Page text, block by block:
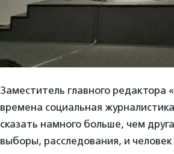
Заместитель главного редактора
времена социальная
сказать намного больше, чем
выборы, расследования, и человек